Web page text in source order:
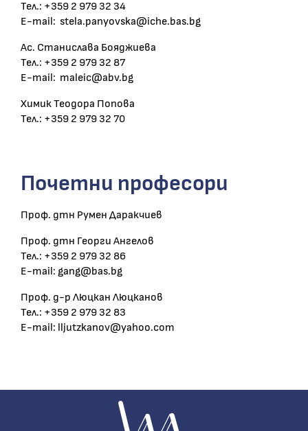
Тел.: +359 2 979 32 34
E-mail: stela.panyovska@iche.bas.bg
Ас. Станислава Бояджиева
Тел.: +359 2 979 32 87
E-mail: maleic@abv.bg
Химик Теодора Попова
Тел.: +359 2 979 32 70
Почетни професори
Проф. дтн Румен Даракчиев
Проф. дтн Георги Ангелов
Тел.: +359 2 979 32 86
E-mail: gang@bas.bg
Проф. д-р Люцкан Люцканов
Тел.: +359 2 979 32 83
E-mail: lljutzkanov@yahoo.com